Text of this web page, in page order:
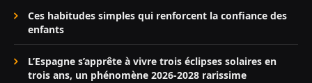
Ces habitudes simples qui renforcent la confiance des
enfants
L’Espagne s’apprête à vivre trois éclipses solaires en
trois ans, un phénomène 2026-2028 rarissime